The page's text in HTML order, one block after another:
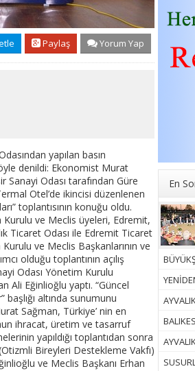
En
Paylaş Yorum Yap
yapılan basın
denildi: Ekonomist Murat
Sanayi Odası tarafından Güre
Otel’de ikincisi düzenlenen
toplantısının konuğu oldu.
Kurulu ve Meclis üyeleri, Edremit,
Ticaret Odası ile Edremit Ticaret
ve Meclis Başkanlarının ve
olduğu toplantının açılış
Odası Yönetim Kurulu
Ali Eğinlioğlu yaptı. “Güncel
başlığı altında sunumunu
Sağman, Türkiye’ nin en
ihracat, üretim ve tasarruf
yapıldığı toplantıdan sonra
Bireyleri Destekleme Vakfı)
ve Meclis Başkanı Erhan